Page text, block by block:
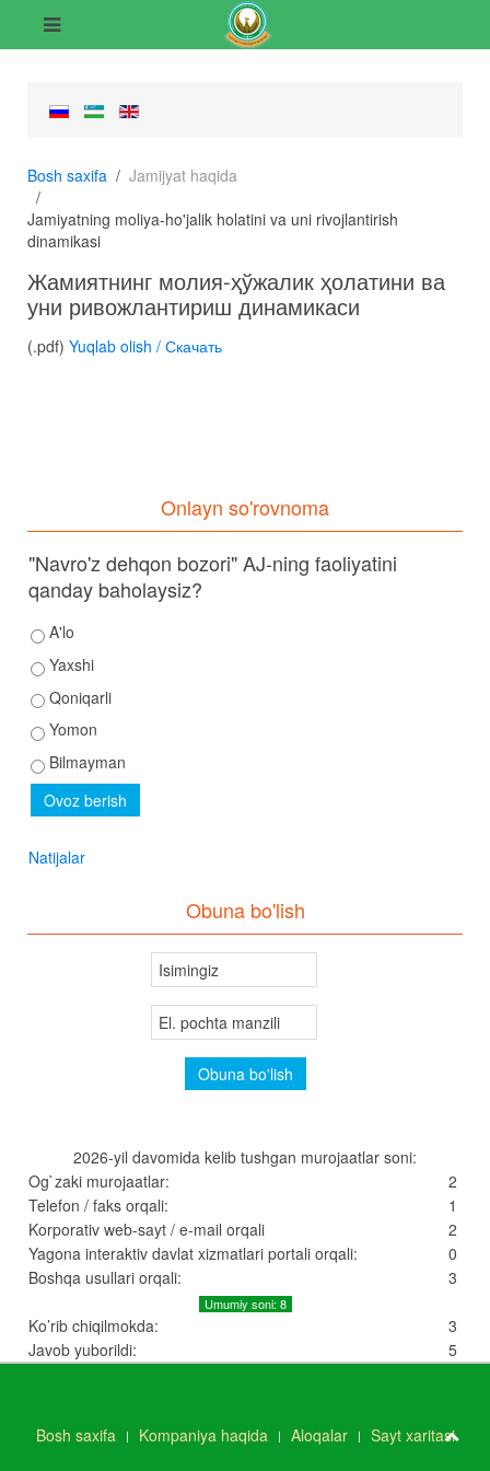
Bosh saxifa
Jamijyat haqida
Jamiyatning moliya-ho'jalik holatini va uni rivojlantirish
dinamikasi
Жамиятнинг молия-ҳўжалик ҳолатини ва
уни ривожлантириш динамикаси
(.pdf) Yuqlab olish / Скачать
Onlayn so'rovnoma
"Navro'z dehqon bozori" AJ-ning faoliyatini
qanday baholaysiz?
A'lo
Yaxshi
Qoniqarli
Yomon
Bilmayman
Natijalar
Obuna bo'lish
2026-yil davomida kelib tushgan murojaatlar soni:
Og`zaki murojaatlar:
2
Telefon / faks orqali:
1
Korporativ web-sayt / e-mail orqali
2
Yagona interaktiv davlat xizmatlari portali orqali:
0
Boshqa usullari orqali:
3
Umumiy soni: 8
Ko’rib chiqilmokda:
3
Javob yuborildi:
5
Bosh saxifa Kompaniya haqida Aloqalar Sayt xaritasi